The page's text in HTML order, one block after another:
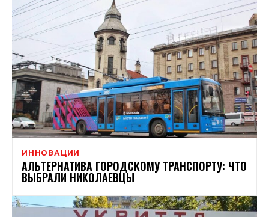
ИННОВАЦИИ
АЛЬТЕРНАТИВА ГОРОДСКОМУ ТРАНСПОРТУ: ЧТО
ВЫБРАЛИ НИКОЛАЕВЦЫ